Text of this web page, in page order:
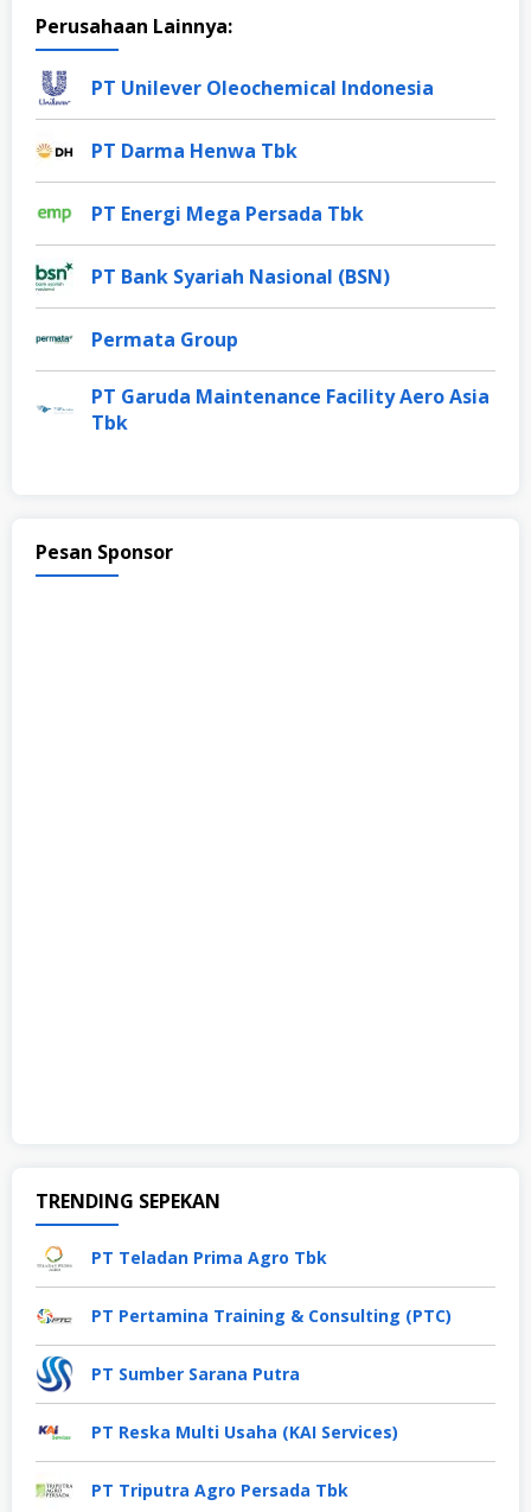
Perusahaan Lainnya:
PT Unilever Oleochemical Indonesia
PT Darma Henwa Tbk
PT Energi Mega Persada Tbk
PT Bank Syariah Nasional (BSN)
Permata Group
PT Garuda Maintenance Facility Aero Asia
Tbk
Pesan Sponsor
TRENDING SEPEKAN
PT Teladan Prima Agro Tbk
PT Pertamina Training & Consulting (PTC)
PT Sumber Sarana Putra
PT Reska Multi Usaha (KAI Services)
PT Triputra Agro Persada Tbk